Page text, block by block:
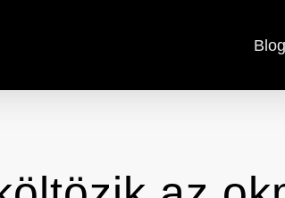
Blog